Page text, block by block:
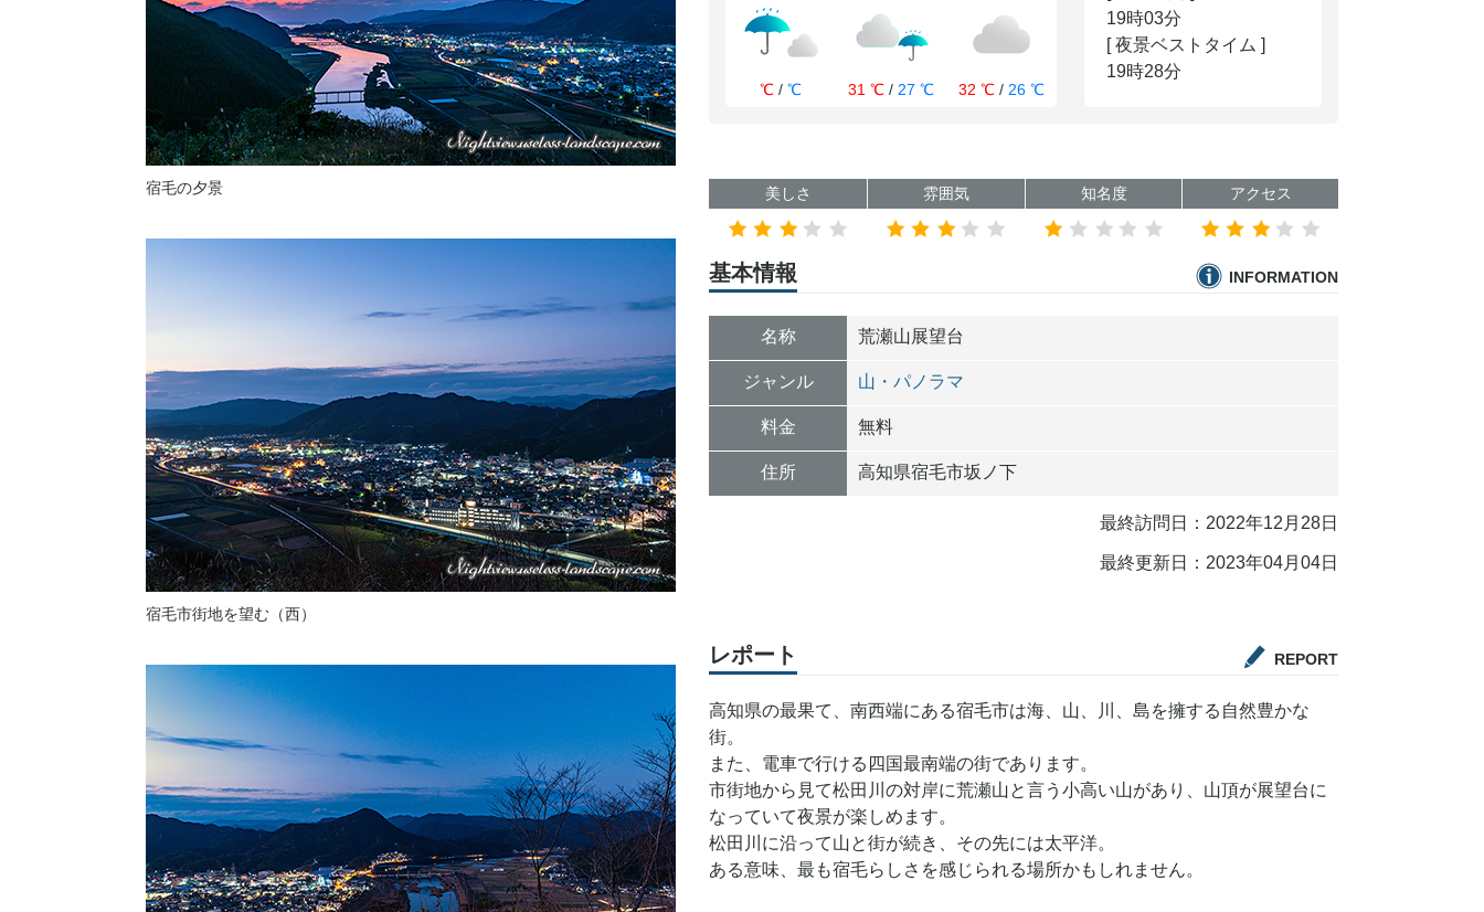
宿毛の夕景
宿毛市街地を望む（西）
℃ / ℃ 31 ℃ / 27 ℃ 32 ℃ / 26 ℃
19時03分
[ 夜景ベストタイム ]
19時28分
美しさ 雰囲気 知名度 アクセス
基本情報 INFORMATION
名称 荒瀬山展望台
ジャンル 山・パノラマ
料金 無料
住所 高知県宿毛市坂ノ下
最終訪問日：2022年12月28日
最終更新日：2023年04月04日
レポート REPORT
高知県の最果て、南西端にある宿毛市は海、山、川、島を擁する自然豊かな
街。
また、電車で行ける四国最南端の街であります。
市街地から見て松田川の対岸に荒瀬山と言う小高い山があり、山頂が展望台に
なっていて夜景が楽しめます。
松田川に沿って山と街が続き、その先には太平洋。
ある意味、最も宿毛らしさを感じられる場所かもしれません。